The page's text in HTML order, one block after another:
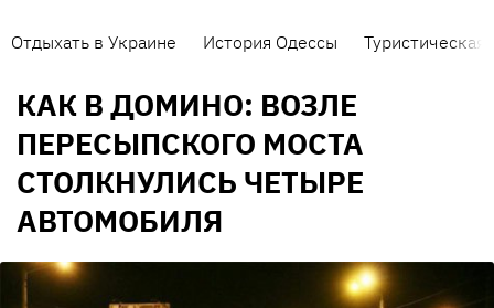
Отдыхать в Украине История Одессы Туристическая
КАК В ДОМИНО: ВОЗЛЕ
ПЕРЕСЫПСКОГО МОСТА
СТОЛКНУЛИСЬ ЧЕТЫРЕ
АВТОМОБИЛЯ